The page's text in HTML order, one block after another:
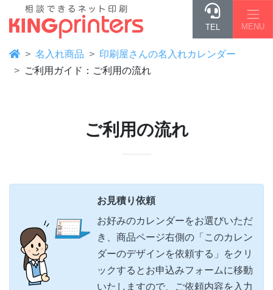
TEL MENU
名入れ商品
印刷屋さんの名入れカレンダー
ご利用ガイド：ご利用の流れ
ご利用の流れ
お見積り依頼
お好みのカレンダーをお選びいただ
き、商品ページ右側の「このカレン
ダーのデザインを依頼する」をクリ
ックするとお申込みフォームに移動
いたしますので、ご依頼内容を入力